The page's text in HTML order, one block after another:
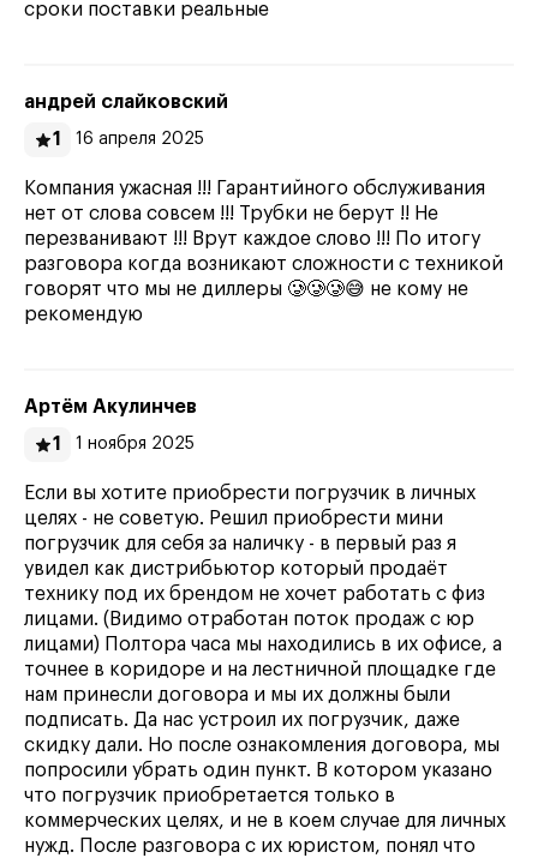
сроки поставки реальные
андрей слайковский
1
16 апреля 2025
Компания ужасная !!! Гарантийного обслуживания
нет от слова совсем !!! Трубки не берут !! Не
перезванивают !!! Врут каждое слово !!! По итогу
разговора когда возникают сложности с техникой
говорят что мы не диллеры 🥲🥲🥲😅 не кому не
рекомендую
Артём Акулинчев
1
1 ноября 2025
Если вы хотите приобрести погрузчик в личных
целях - не советую. Решил приобрести мини
погрузчик для себя за наличку - в первый раз я
увидел как дистрибьютор который продаёт
технику под их брендом не хочет работать с физ
лицами. (Видимо отработан поток продаж с юр
лицами) Полтора часа мы находились в их офисе, а
точнее в коридоре и на лестничной площадке где
нам принесли договора и мы их должны были
подписать. Да нас устроил их погрузчик, даже
скидку дали. Но после ознакомления договора, мы
попросили убрать один пункт. В котором указано
что погрузчик приобретается только в
коммерческих целях, и не в коем случае для личных
нужд. После разговора с их юристом, понял что